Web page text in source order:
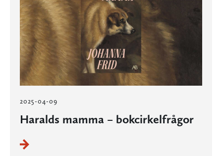
2025-04-09
Haralds mamma – bokcirkelfrågor